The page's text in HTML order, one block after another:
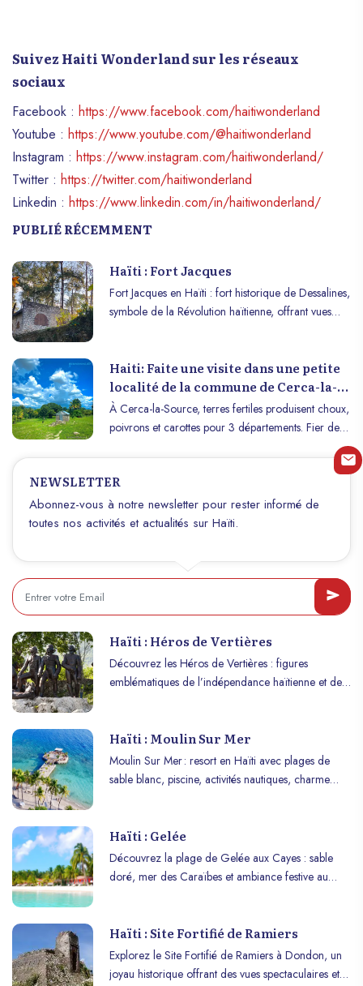
Suivez Haiti Wonderland sur les réseaux
sociaux
Facebook : https://www.facebook.com/haitiwonderland
Youtube : https://www.youtube.com/@haitiwonderland
Instagram : https://www.instagram.com/haitiwonderland/
Twitter : https://twitter.com/haitiwonderland
Linkedin : https://www.linkedin.com/in/haitiwonderland/
PUBLIÉ RÉCEMMENT
Haïti : Fort Jacques
Fort Jacques en Haïti : fort historique de Dessalines,
symbole de la Révolution haïtienne, offrant vues
Haiti: Faite une visite dans une petite
localité de la commune de Cerca-la-
Source qui s’appelle Zabriko
À Cerca-la-Source, terres fertiles produisent choux,
poivrons et carottes pour 3 départements. Fier de
NEWSLETTER
Abonnez-vous à notre newsletter pour rester informé de
toutes nos activités et actualités sur Haïti.
Haïti : Héros de Vertières
Découvrez les Héros de Vertières : figures
emblématiques de l’indépendance haïtienne et de
Haïti : Moulin Sur Mer
Moulin Sur Mer : resort en Haïti avec plages de
sable blanc, piscine, activités nautiques, charme
Haïti : Gelée
Découvrez la plage de Gelée aux Cayes : sable
doré, mer des Caraïbes et ambiance festive au
Haïti : Site Fortifié de Ramiers
Explorez le Site Fortifié de Ramiers à Dondon, un
joyau historique offrant des vues spectaculaires et